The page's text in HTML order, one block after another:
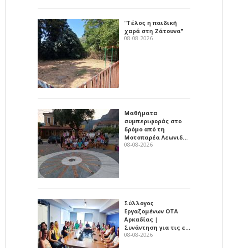
"Τέλος η παιδική
χαρά στη Ζάτουνα"
08-08-2026
Μαθήματα
συμπεριφοράς στο
δρόμο από τη
Μοτοπαρέα Λεωνιδ…
08-08-2026
Σύλλογος
Εργαζομένων ΟΤΑ
Αρκαδίας |
Συνάντηση για τις ε…
08-08-2026